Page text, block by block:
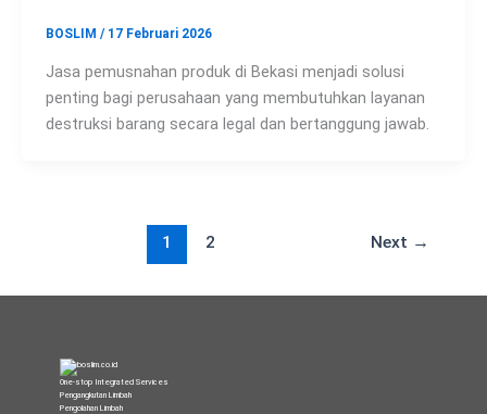
BOSLIM / 17 Februari 2026
Jasa pemusnahan produk di Bekasi menjadi solusi
penting bagi perusahaan yang membutuhkan layanan
destruksi barang secara legal dan bertanggung jawab.
1 2 Next →
One-stop Integrated Services
Pengangkutan Limbah
Pengolahan Limbah